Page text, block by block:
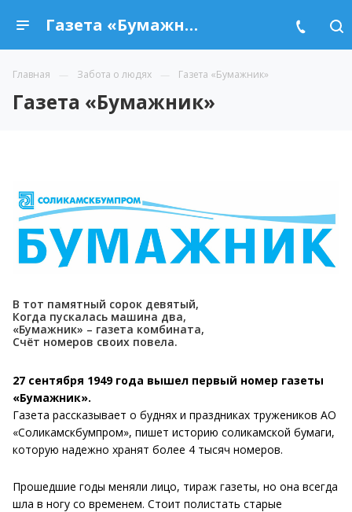
Газета «Бумажник»
Главная Забота о людях Газета «Бумажник»
Газета «Бумажник»
В тот памятный сорок девятый,
Когда пускалась машина два,
«Бумажник» – газета комбината,
Счёт номеров своих повела.
27 сентября 1949 года вышел первый номер газеты
«Бумажник».
Газета рассказывает о буднях и праздниках тружеников АО
«Соликамскбумпром», пишет историю соликамской бумаги,
которую надежно хранят более 4 тысяч номеров.
Прошедшие годы меняли лицо, тираж газеты, но она всегда
шла в ногу со временем. Стоит полистать старые